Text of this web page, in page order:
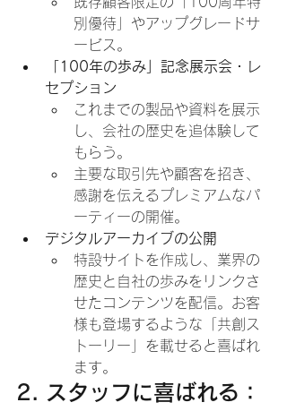
別優待」やアップグレードサ
ービス。
「100年の歩み」記念展示会・レ
セプション
これまでの製品や資料を展示
し、会社の歴史を追体験して
もらう。
主要な取引先や顧客を招き、
感謝を伝えるプレミアムなパ
ーティーの開催。
デジタルアーカイブの公開
特設サイトを作成し、業界の
歴史と自社の歩みをリンクさ
せたコンテンツを配信。お客
様も登場するような「共創ス
トーリー」を載せると喜ばれ
ます。
2. スタッフに喜ばれる：